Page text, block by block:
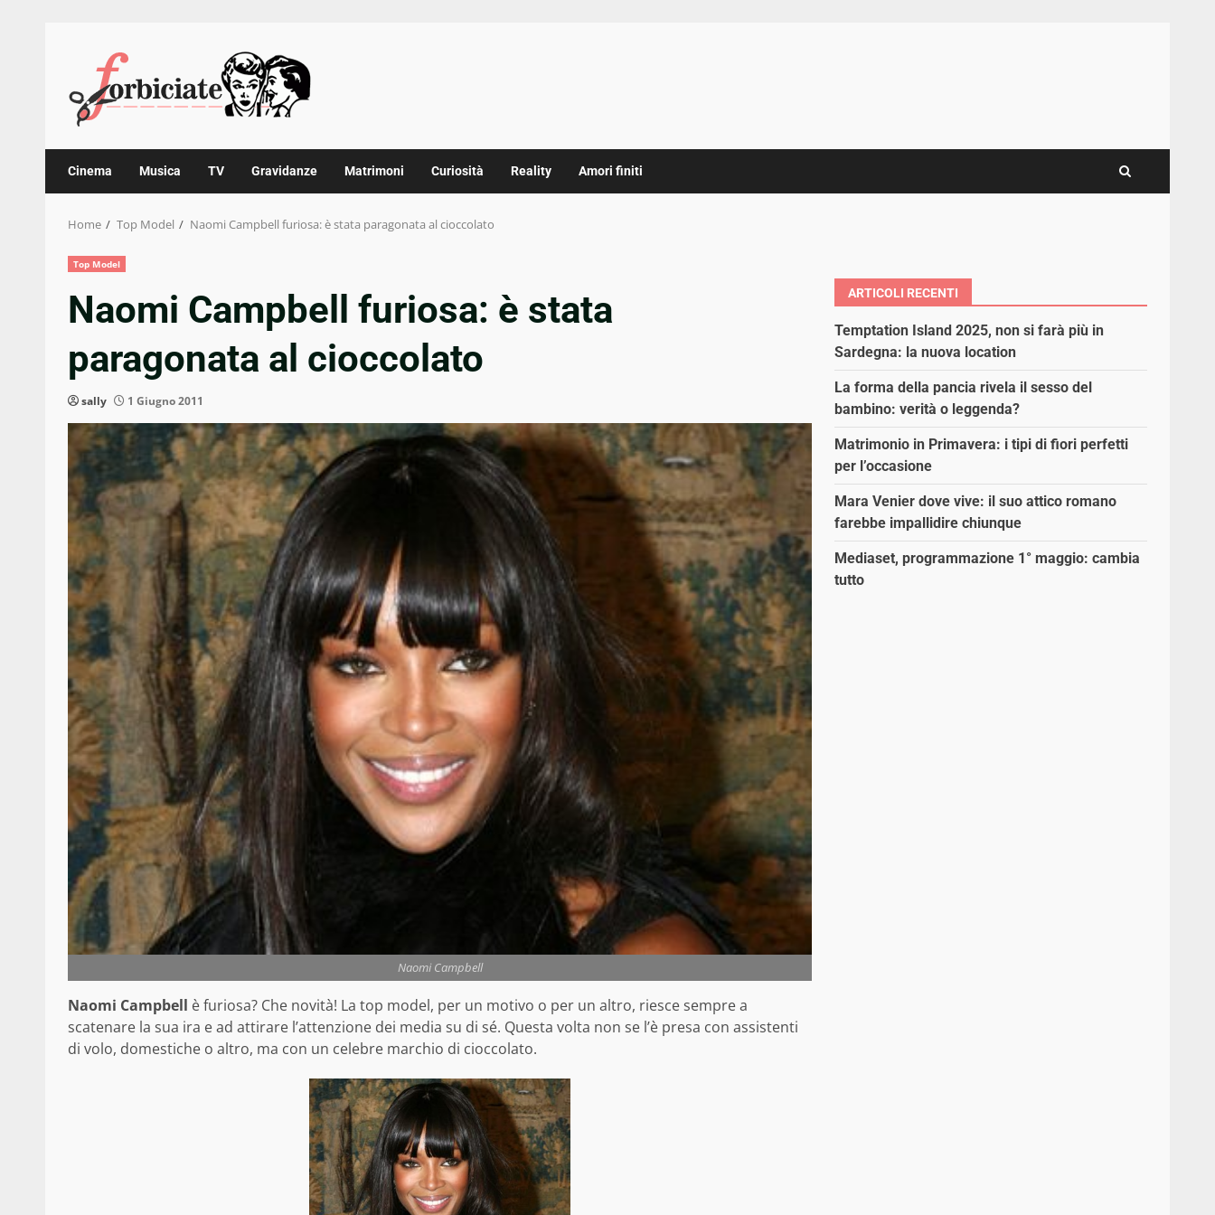
content
Cinema Musica TV Gravidanze Matrimoni Curiosità Reality Amori finiti
Home Top Model Naomi Campbell furiosa: è stata paragonata al cioccolato
Top Model
Naomi Campbell furiosa: è stata
paragonata al cioccolato
sally 1 Giugno 2011
Naomi Campbell
Naomi Campbell è furiosa? Che novità! La top model, per un motivo o per un altro, riesce sempre a
scatenare la sua ira e ad attirare l’attenzione dei media su di sé. Questa volta non se l’è presa con assistenti
di volo, domestiche o altro, ma con un celebre marchio di cioccolato.
ARTICOLI RECENTI
Temptation Island 2025, non si farà più in
Sardegna: la nuova location
La forma della pancia rivela il sesso del
bambino: verità o leggenda?
Matrimonio in Primavera: i tipi di fiori perfetti
per l’occasione
Mara Venier dove vive: il suo attico romano
farebbe impallidire chiunque
Mediaset, programmazione 1° maggio: cambia
tutto